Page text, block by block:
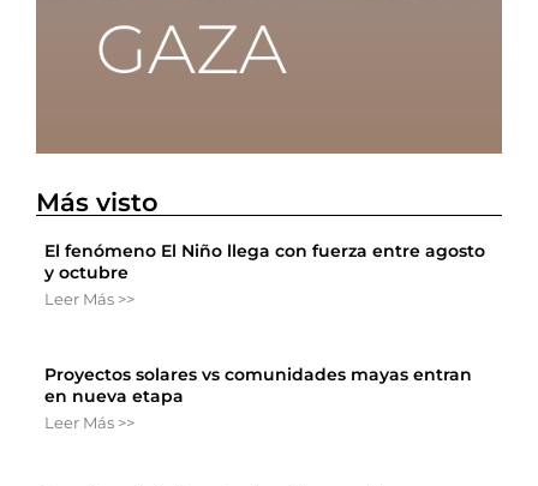
Más visto
El fenómeno El Niño llega con fuerza entre agosto
y octubre
Leer Más >>
Proyectos solares vs comunidades mayas entran
en nueva etapa
Leer Más >>